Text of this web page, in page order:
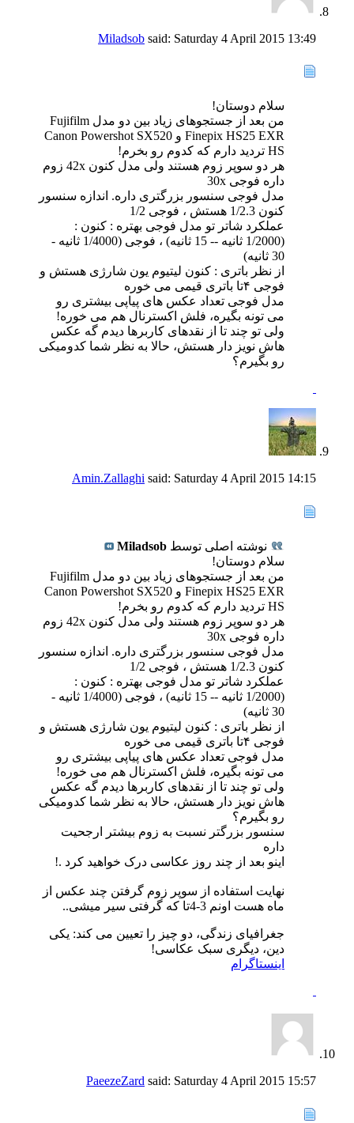
Miladsob said: Saturday 4 April 2015 13:49
سلام دوستان!
من بعد از جستجوهای زیاد بین دو مدل Fujifilm
Finepix HS25 EXR و Canon Powershot SX520
HS تردید دارم که کدوم رو بخرم!
هر دو سوپر زوم هستند ولی مدل کنون 42x زوم
داره فوجی 30x
مدل فوجی سنسور بزرگتری داره. اندازه سنسور
کنون 1/2.3 هستش ، فوجی 1/2
عملکرد شاتر تو مدل فوجی بهتره : کنون :
(1/2000 ثانیه -- 15 ثانیه) ، فوجی (1/4000 ثانیه -
30 ثانیه)
از نظر باتری : کنون لیتیوم یون شارژی هستش و
فوجی ۴تا باتری قیمی می خوره
مدل فوجی تعداد عکس های پیاپی بیشتری رو
می تونه بگیره، فلش اکسترنال هم می خوره!
ولی تو چند تا از نقدهای کاربرها دیدم گه عکس
هاش نویز دار هستش، حالا به نظر شما کدومیکی
رو بگیرم؟
Amin.Zallaghi said: Saturday 4 April 2015 14:15
نوشته اصلی توسط Miladsob
سلام دوستان!
من بعد از جستجوهای زیاد بین دو مدل Fujifilm
Finepix HS25 EXR و Canon Powershot SX520
HS تردید دارم که کدوم رو بخرم!
هر دو سوپر زوم هستند ولی مدل کنون 42x زوم
داره فوجی 30x
مدل فوجی سنسور بزرگتری داره. اندازه سنسور
کنون 1/2.3 هستش ، فوجی 1/2
عملکرد شاتر تو مدل فوجی بهتره : کنون :
(1/2000 ثانیه -- 15 ثانیه) ، فوجی (1/4000 ثانیه -
30 ثانیه)
از نظر باتری : کنون لیتیوم یون شارژی هستش و
فوجی ۴تا باتری قیمی می خوره
مدل فوجی تعداد عکس های پیاپی بیشتری رو
می تونه بگیره، فلش اکسترنال هم می خوره!
ولی تو چند تا از نقدهای کاربرها دیدم گه عکس
هاش نویز دار هستش، حالا به نظر شما کدومیکی
رو بگیرم؟
سنسور بزرگتر نسبت به زوم بیشتر ارجحیت
داره
اینو بعد از چند روز عکاسی درک خواهید کرد .!
نهایت استفاده از سوپر زوم گرفتن چند عکس از
ماه هست اونم 3-4تا که گرفتی سیر میشی..
جغرافیای زندگی، دو چیز را تعیین می کند: یکی
دین، دیگری سبک عکاسی!
اینستاگرام
PaeezeZard said: Saturday 4 April 2015 15:57